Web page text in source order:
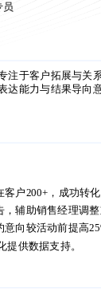
员
于客户拓展与关
能力与结果导向
户200+，成功转
辅助销售经理调
向较活动前提高
供数据支持。
员
于客户拓展与关
能力与结果导向
户200+，成功转
辅助销售经理调
向较活动前提高